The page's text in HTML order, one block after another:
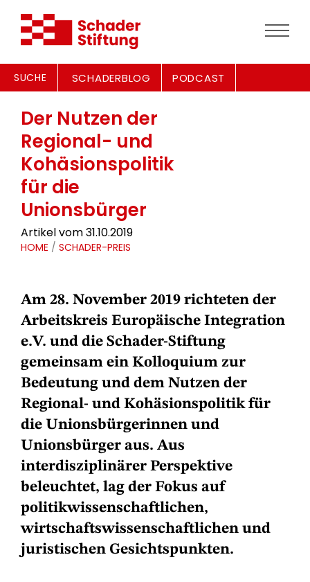
SUCHE SCHADERBLOG PODCAST
Der Nutzen der
Regional- und
Kohäsionspolitik
für die
Unionsbürger
Artikel vom 31.10.2019
HOME / SCHADER-PREIS
Am 28. November 2019 richteten der
Arbeitskreis Europäische Integration
e.V. und die Schader-Stiftung
gemeinsam ein Kolloquium zur
Bedeutung und dem Nutzen der
Regional- und Kohäsionspolitik für
die Unionsbürgerinnen und
Unionsbürger aus. Aus
interdisziplinärer Perspektive
beleuchtet, lag der Fokus auf
politikwissenschaftlichen,
wirtschaftswissenschaftlichen und
juristischen Gesichtspunkten.